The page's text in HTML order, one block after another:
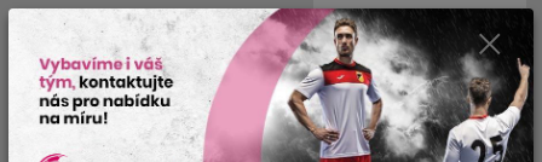
Menu
CZK
tel: +420 737 200 336
Pondělí-Pátek: 8 - 17 hodin
0,00 Kč